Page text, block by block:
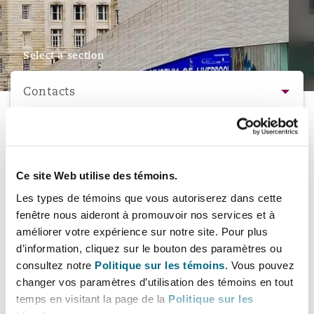
Ce site Web utilise des témoins.
Les types de témoins que vous autoriserez dans cette
fenêtre nous aideront à promouvoir nos services et à
améliorer votre expérience sur notre site. Pour plus
d’information, cliquez sur le bouton des paramètres ou
consultez notre Politique sur les témoins. Vous pouvez
changer vos paramètres d’utilisation des témoins en tout
temps en visitant la page de la Politique sur les
Recouvrement de dettes
Intervention d’urgence et
Financement et location
Acquisition de flottes
Couverture d’assurance
Protection des données et
Finances
Propriété intellectuelle
Technologie, externalisation
commerce et droitResponsabilité civile et de
Responsabilité à l’égard des
Énergie
Assurance des institutions
administrateurs et dirigeants
Partenariats public-privé et
Approvisionnement public
Droit immobilier
réglementaire et enquêtes
Services financiers
Fraude et crimes en col blanc
Services professionnels
Sûreté, sécurité, santé et
Kong
Lumpur
Delhi
Paulo
Vegas
Angeles
G1 Building
Select a section
Contacts
Contacts
Personnes
Adresse
Castle Chambers
43 Castle Street
Liverpool L2 9SU UK
Informations de contact
Tél:
+44 151 236 2002